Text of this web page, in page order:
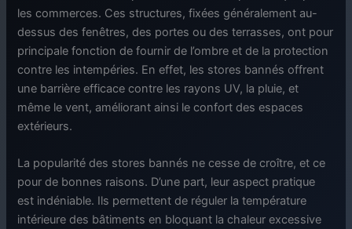
les commerces. Ces structures, fixées généralement au-
dessus des fenêtres, des portes ou des terrasses, ont pour
principale fonction de fournir de l’ombre et de la protection
contre les intempéries. En effet, les stores bannés offrent
une barrière efficace contre les rayons UV, la pluie, et
même le vent, améliorant ainsi le confort des espaces
extérieurs.
La popularité des stores bannés ne cesse de croître, et ce
pour de bonnes raisons. D’une part, leur aspect pratique
est indéniable. Ils permettent de réguler la température
intérieure des bâtiments en bloquant la chaleur excessive